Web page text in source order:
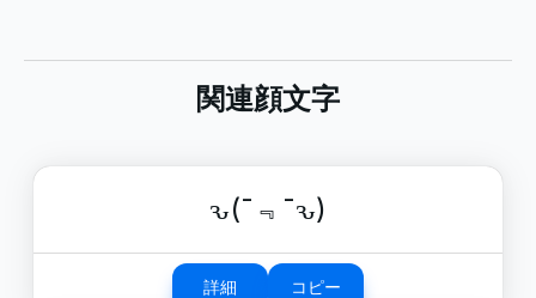
関連顔文字
ԅ(¯﹃¯ԅ)
詳細 コピー